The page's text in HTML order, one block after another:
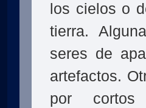
los cielos o
tierra.
seres de
artefactos.
por